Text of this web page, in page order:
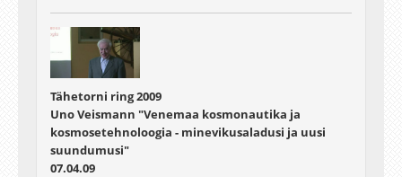
Tähetorni ring 2009
Uno Veismann "Venemaa kosmonautika ja
kosmosetehnoloogia - minevikusaladusi ja uusi
suundumusi"
07.04.09